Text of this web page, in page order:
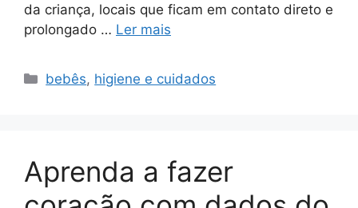
da criança, locais que ficam em contato direto e
prolongado … Ler mais
Categorias
bebês, higiene e cuidados
Aprenda a fazer